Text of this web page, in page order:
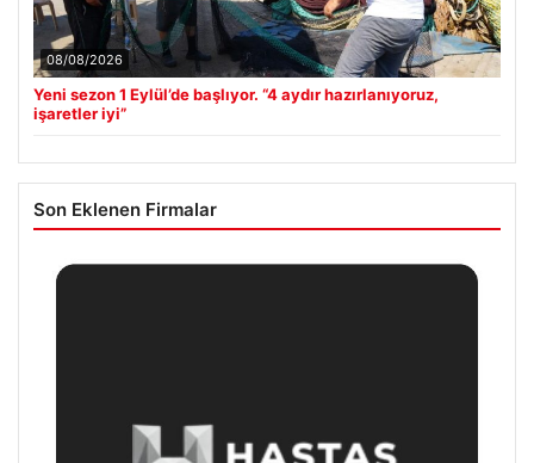
08/08/2026
Yeni sezon 1 Eylül’de başlıyor. “4 aydır hazırlanıyoruz,
işaretler iyi”
Son Eklenen Firmalar